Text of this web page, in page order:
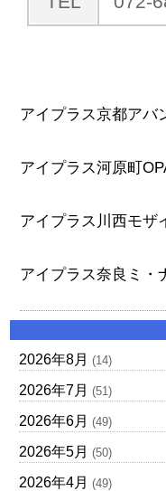
アイプラス京都アバ
アイプラス河原町
アイプラス川西モザ
アイプラス奈良ミ・
2026年8月 (14)
2026年7月 (51)
2026年6月 (49)
2026年5月 (50)
2026年4月 (49)